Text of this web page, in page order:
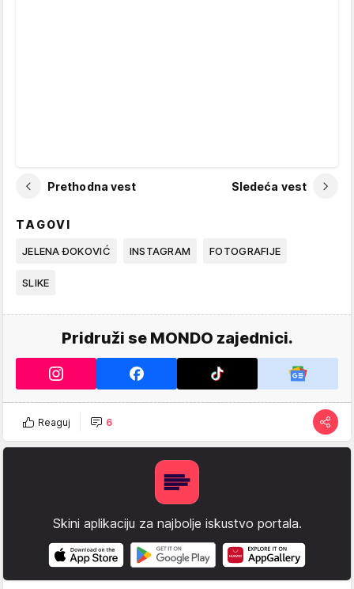
Prethodna vest Sledeća vest
TAGOVI
JELENA ĐOKOVIĆ INSTAGRAM FOTOGRAFIJE
SLIKE
Pridruži se MONDO zajednici.
Reaguj 6
Skini aplikaciju za najbolje iskustvo portala.